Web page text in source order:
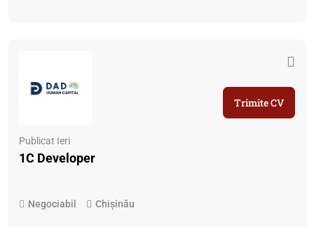
Publicat Ieri
1C Developer
Negociabil Chișinău
Trimite CV